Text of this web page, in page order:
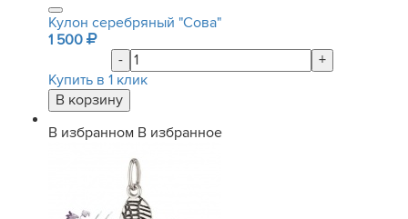
Кулон серебряный "Сова"
1 500
-
+
Купить в 1 клик
В избранном В избранное